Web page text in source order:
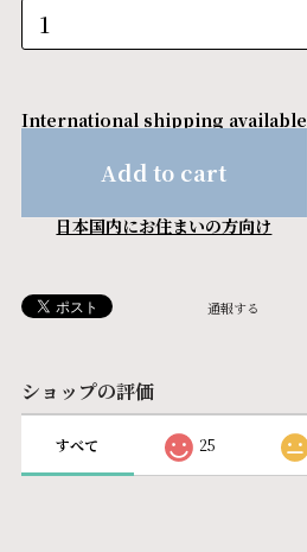
International shipping available
Add to cart
日本国内にお住まいの方向け
通報する
ショップの評価
すべて 25